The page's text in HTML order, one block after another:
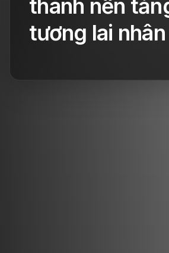
thành nền
tương lai